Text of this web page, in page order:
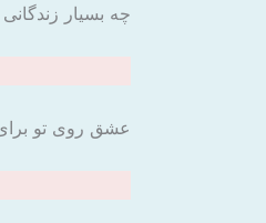
چه بسیار
عشق روی تو